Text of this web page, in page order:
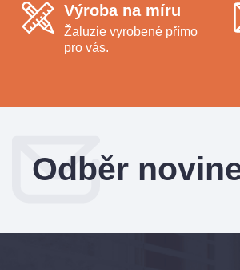
Výroba na míru
Žaluzie vyrobené přímo
pro vás.
Odběr